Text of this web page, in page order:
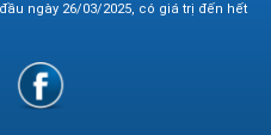
ngày 26/03/2025, có giá trị đến hết